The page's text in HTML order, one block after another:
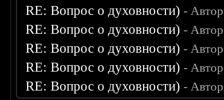
RE: Вопрос о духовности) -
RE: Вопрос о духовности) -
RE: Вопрос о духовности) -
RE: Вопрос о духовности) -
RE: Вопрос о духовности) -